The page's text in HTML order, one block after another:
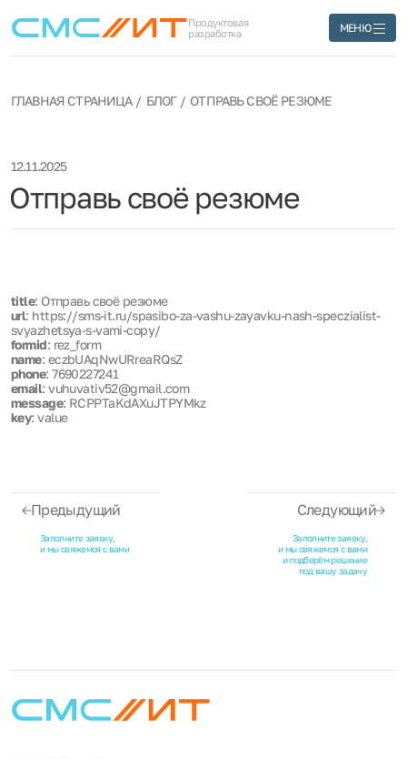
Продуктовая
разработка
МЕНЮ
ГЛАВНАЯ СТРАНИЦА БЛОГ ОТПРАВЬ СВОЁ РЕЗЮМЕ
Отправь своё резюме
12.11.2025
title: Отправь своё резюме
url: https://sms-it.ru/spasibo-za-vashu-zayavku-nash-speczialist-
svyazhetsya-s-vami-copy/
formid: rez_form
name: eczbUAqNwURreaRQsZ
phone: 7690227241
email: vuhuvativ52@gmail.com
message: RCPPTaKdAXuJTPYMkz
key: value
Предыдущий
Заполните заявку,
и мы свяжемся с вами
Следующий
Заполните заявку,
и мы свяжемся с вами
и подберём решение
под вашу задачу